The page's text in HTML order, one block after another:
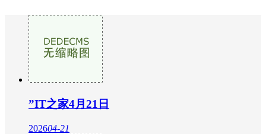
”IT之家4月21日
202604-21